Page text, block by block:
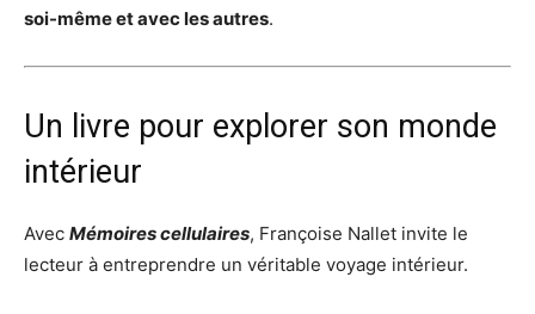
soi-même et avec les autres.
Un livre pour explorer son monde
intérieur
Avec Mémoires cellulaires, Françoise Nallet invite le
lecteur à entreprendre un véritable voyage intérieur.